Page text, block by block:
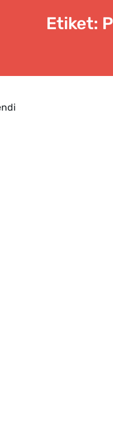
Etiket: